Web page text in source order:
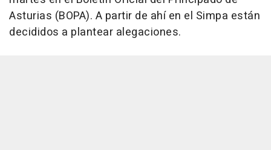
Asturias (BOPA). A partir de ahí en el Simpa están
decididos a plantear alegaciones.